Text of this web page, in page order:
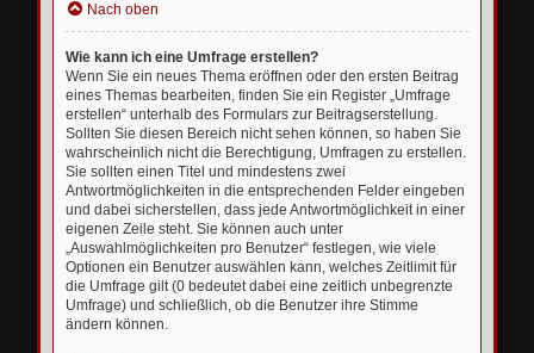
Nach oben
Wie kann ich eine Umfrage erstellen?
Wenn Sie ein neues Thema eröffnen oder den ersten Beitrag
eines Themas bearbeiten, finden Sie ein Register „Umfrage
erstellen“ unterhalb des Formulars zur Beitragserstellung.
Sollten Sie diesen Bereich nicht sehen können, so haben Sie
wahrscheinlich nicht die Berechtigung, Umfragen zu erstellen.
Sie sollten einen Titel und mindestens zwei
Antwortmöglichkeiten in die entsprechenden Felder eingeben
und dabei sicherstellen, dass jede Antwortmöglichkeit in einer
eigenen Zeile steht. Sie können auch unter
„Auswahlmöglichkeiten pro Benutzer“ festlegen, wie viele
Optionen ein Benutzer auswählen kann, welches Zeitlimit für
die Umfrage gilt (0 bedeutet dabei eine zeitlich unbegrenzte
Umfrage) und schließlich, ob die Benutzer ihre Stimme
ändern können.